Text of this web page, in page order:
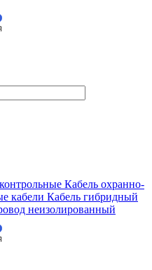
Кабель охранно-
кабели Кабель гибридный
неизолированный